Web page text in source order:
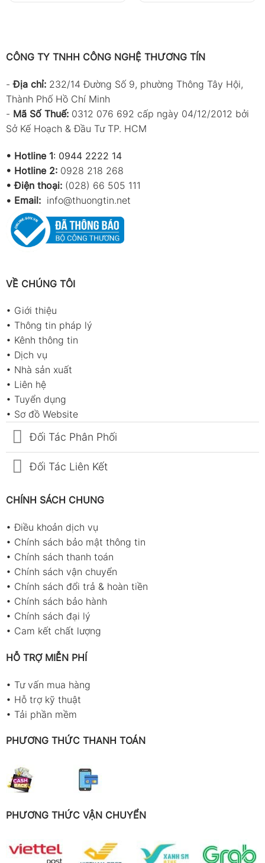
CÔNG TY TNHH CÔNG NGHỆ THƯƠNG TÍN
-Địa chỉ: 232/14 Đường Số 9, phường Thông Tây Hội,
Thành Phố Hồ Chí Minh
- Mã Số Thuế: 0312 076 692 cấp ngày 04/12/2012 bởi
Sở Kế Hoạch & Đầu Tư TP. HCM
• Hotline 1: 0944 2222 14
• Hotline 2: 0928 218 268
• Điện thoại: (028) 66 505 111
• Email: info@thuongtin.net
VỀ CHÚNG TÔI
• Giới thiệu
• Thông tin pháp lý
• Kênh thông tin
• Dịch vụ
• Nhà sản xuất
• Liên hệ
• Tuyển dụng
• Sơ đồ Website
Đối Tác Phân Phối
Đối Tác Liên Kết
CHÍNH SÁCH CHUNG
•Điều khoản dịch vụ
• Chính sách bảo mật thông tin
• Chính sách thanh toán
• Chính sách vận chuyển
• Chính sách đổi trả & hoàn tiền
• Chính sách bảo hành
• Chính sách đại lý
• Cam kết chất lượng
HỖ TRỢ MIỄN PHÍ
• Tư vấn mua hàng
• Hỗ trợ kỹ thuật
• Tải phần mềm
PHƯƠNG THỨC THANH TOÁN
PHƯƠNG THỨC VẬN CHUYỂN